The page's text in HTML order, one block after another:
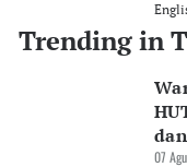
Trending in
07